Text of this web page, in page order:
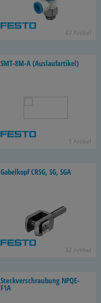
47 Ar­ti­kel
SMT-​8M-A (Aus­lauf­ar­ti­kel)
1 Ar­ti­kel
Ga­bel­kopf CRSG, SG, SGA
32 Ar­ti­kel
Steck­ver­schrau­bung NPQE-​
F1A